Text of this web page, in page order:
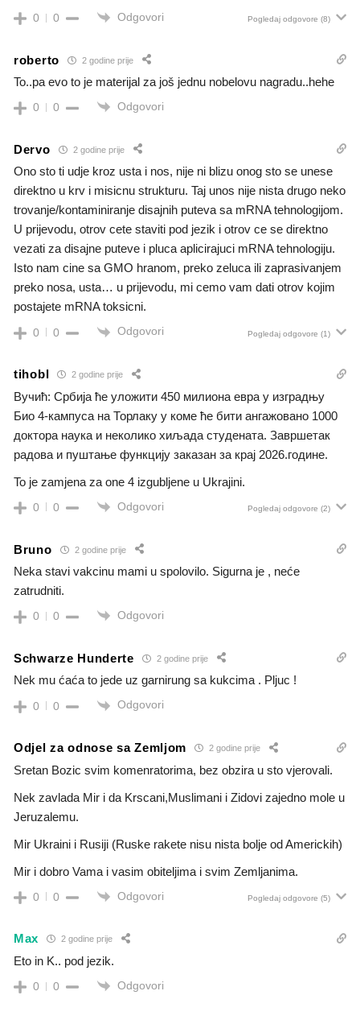
0 0 Odgovori Pogledaj odgovore (8)
roberto 2 godine prije
To..pa evo to je materijal za još jednu nobelovu nagradu..hehe
0 0 Odgovori
Dervo 2 godine prije
Ono sto ti udje kroz usta i nos, nije ni blizu onog sto se unese
direktno u krv i misicnu strukturu. Taj unos nije nista drugo neko
trovanje/kontaminiranje disajnih puteva sa mRNA tehnologijom.
U prijevodu, otrov cete staviti pod jezik i otrov ce se direktno
vezati za disajne puteve i pluca aplicirajuci mRNA tehnologiju.
Isto nam cine sa GMO hranom, preko zeluca ili zaprasivanjem
preko nosa, usta… u prijevodu, mi cemo vam dati otrov kojim
postajete mRNA toksicni.
0 0 Odgovori Pogledaj odgovore (1)
tihobl 2 godine prije
Вучић: Србија ће уложити 450 милиона евра у изградњу
Био 4-кампуса на Торлаку у коме ће бити ангажовано 1000
доктора наука и неколико хиљада студената. Завршетак
радова и пуштање функцију заказан за крај 2026.године.
To je zamjena za one 4 izgubljene u Ukrajini.
0 0 Odgovori Pogledaj odgovore (2)
Bruno 2 godine prije
Neka stavi vakcinu mami u spolovilo. Sigurna je , neće
zatrudniti.
0 0 Odgovori
Schwarze Hunderte 2 godine prije
Nek mu ćaća to jede uz garnirung sa kukcima . Pljuc !
0 0 Odgovori
Odjel za odnose sa Zemljom 2 godine prije
Sretan Bozic svim komenratorima, bez obzira u sto vjerovali.
Nek zavlada Mir i da Krscani,Muslimani i Zidovi zajedno mole u
Jeruzalemu.
Mir Ukraini i Rusiji (Ruske rakete nisu nista bolje od Americkih)
Mir i dobro Vama i vasim obiteljima i svim Zemljanima.
0 0 Odgovori Pogledaj odgovore (5)
Max 2 godine prije
Eto in K.. pod jezik.
0 0 Odgovori